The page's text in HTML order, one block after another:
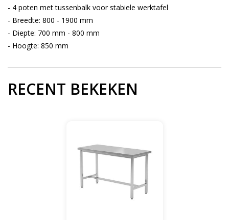
- 4 poten met tussenbalk voor stabiele werktafel
- Breedte: 800 - 1900 mm
- Diepte: 700 mm - 800 mm
- Hoogte: 850 mm
RECENT BEKEKEN